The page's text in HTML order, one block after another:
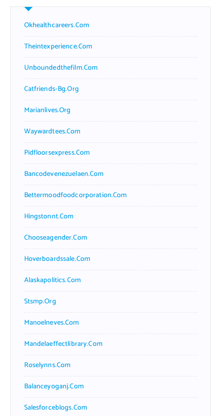
Okhealthcareers.com
Theintexperience.com
Unboundedthefilm.com
Catfriends-Bg.org
Marianlives.org
Waywardtees.com
Pidfloorsexpress.com
Bancodevenezuelaen.com
Bettermoodfoodcorporation.com
Hingstonnt.com
Chooseagender.com
Hoverboardssale.com
Alaskapolitics.com
Stsmp.org
Manoelneves.com
Mandelaeffectlibrary.com
Roselynns.com
Balanceyoganj.com
Salesforceblogs.com